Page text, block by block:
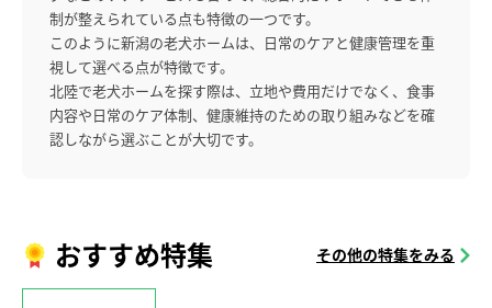
制が整えられている点も特徴の一つです。
このように新潟の老犬ホームは、日常のケアと健康管理を重
視して選べる点が特徴です。
北陸で老犬ホームを探す際は、立地や費用だけでなく、食事
内容や日常のケア体制、健康維持のための取り組みなどを確
認しながら選ぶことが大切です。
おすすめ特集 その他の特集をみる